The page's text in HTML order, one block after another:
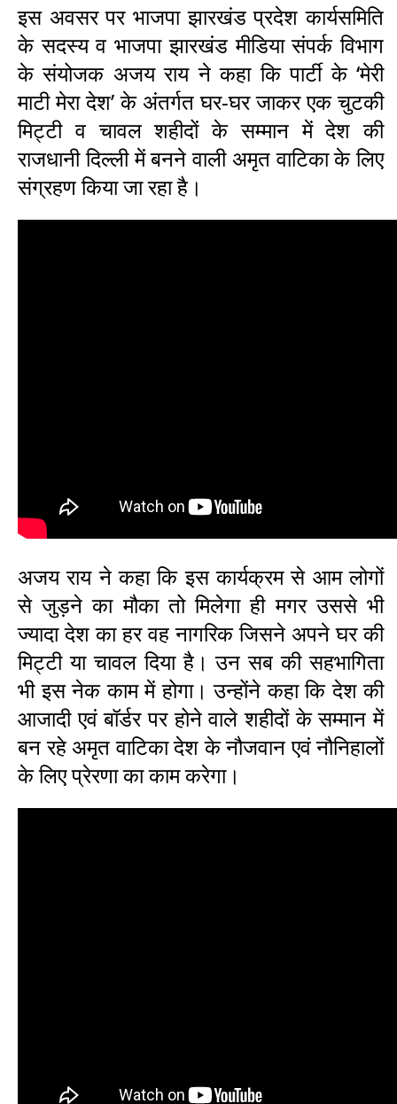
इस अवसर पर भाजपा झारखंड प्रदेश कार्यसमिति
के सदस्य व भाजपा झारखंड मीडिया संपर्क विभाग
के संयोजक अजय राय ने कहा कि पार्टी के ‘मेरी
माटी मेरा देश’ के अंतर्गत घर-घर जाकर एक चुटकी
मिट्टी व चावल शहीदों के सम्मान में देश की
राजधानी दिल्ली में बनने वाली अमृत वाटिका के लिए
संग्रहण किया जा रहा है।
अजय राय ने कहा कि इस कार्यक्रम से आम लोगों
से जुड़ने का मौका तो मिलेगा ही मगर उससे भी
ज्यादा देश का हर वह नागरिक जिसने अपने घर की
मिट्टी या चावल दिया है। उन सब की सहभागिता
भी इस नेक काम में होगा। उन्होंने कहा कि देश की
आजादी एवं बॉर्डर पर होने वाले शहीदों के सम्मान में
बन रहे अमृत वाटिका देश के नौजवान एवं नौनिहालों
के लिए प्रेरणा का काम करेगा।